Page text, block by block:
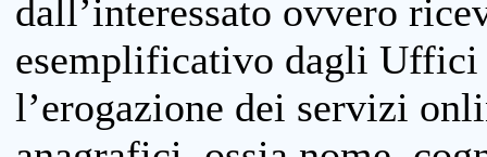
dall’interessato ovvero
esemplificativo dagli
l’erogazione dei servizi